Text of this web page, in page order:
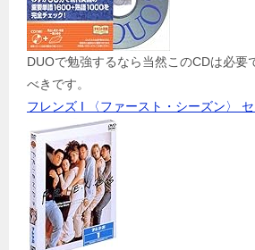
DUOで勉強するなら当然このCDは必要
べきです。
フレンズ I 〈ファースト・シーズン〉